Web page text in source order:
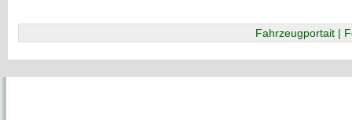
Fahrzeugportait |